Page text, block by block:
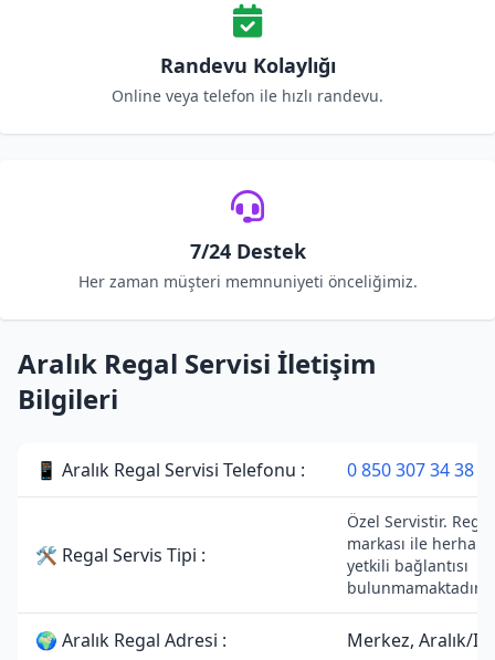
Randevu Kolaylığı
Online veya telefon ile hızlı randevu.
7/24 Destek
Her zaman müşteri memnuniyeti önceliğimiz.
Aralık Regal Servisi İletişim
Bilgileri
📱 Aralık Regal Servisi Telefonu : 0 850 307 34 38
🛠 Regal Servis Tipi :
Özel Servistir. Regal
markası ile
yetkili bağlantısı
bulunmamaktadır.
🌍 Aralık Regal Adresi : Merkez, Aralık/